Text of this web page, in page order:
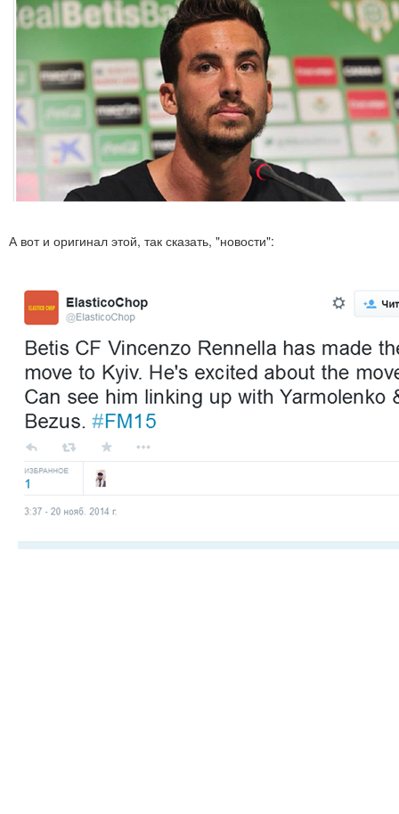
А вот и оригинал этой, так сказать, "новости":